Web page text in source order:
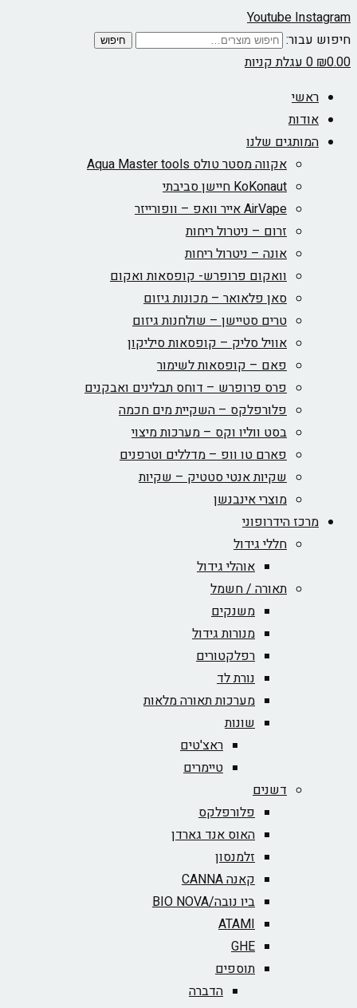
YoutubeInstagram
חיפוש עבור:
חיפוש
₪0.00
0עגלת קניות
ראשי
אודות
המותגים שלנו
אקווה מסטר טולס Aqua Master tools
KoKonaut חיישן סביבתי
AirVape אייר וואפ – וופורייזר
זרום – ניטרול ריחות
אונה – ניטרול ריחות
וואקום פרופרש- קופסאות ואקום
סאן פלאואר – מכונות גיזום
טרים סטיישן – שולחנות גיזום
אוויל סליק – קופסאות סיליקון
פאם – קופסאות לשימור
פרס פרופרש – דוחס תבלינים ואבקנים
פלורפלקס – השקיית מים חכמה
בסט ווליו וקס – מערכות מיצוי
פארם טו וופ – מדללים וטרפנים
שקיות אנטי סטטיק – שקיות
מוצרי אינבנשן
מרכז הידרופוני
חללי גידול
אוהלי גידול
תאורה / חשמל
משנקים
מנורות גידול
רפלקטורים
נורת לד
מערכות תאורה מלאות
שונות
ראצ'טים
טיימרים
דשנים
פלורפלקס
האוס אנד גארדן
זלמנסון
קאנה CANNA
ביו נובה/BIO NOVA‏
ATAMI
GHE
תוספים
הדברה